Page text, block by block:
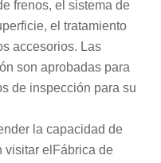
frenos, el sistema de
el tratamiento
accesorios. Las
son aprobadas para
de inspección para su
la capacidad de
visitar el Fábrica de